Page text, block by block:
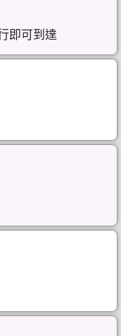
即可到達